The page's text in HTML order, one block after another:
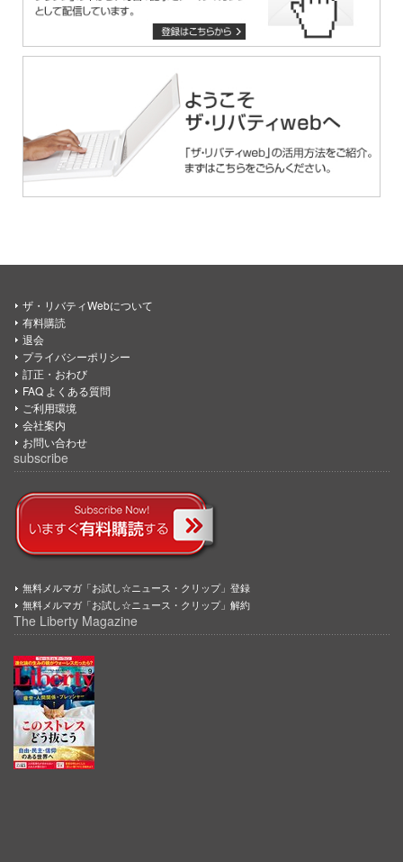
ザ・リバティWebについて
有料購読
退会
プライバシーポリシー
訂正・おわび
FAQ よくある質問
ご利用環境
会社案内
お問い合わせ
subscribe
無料メルマガ「お試し☆ニュース・クリップ」登録
無料メルマガ「お試し☆ニュース・クリップ」解約
The Liberty Magazine